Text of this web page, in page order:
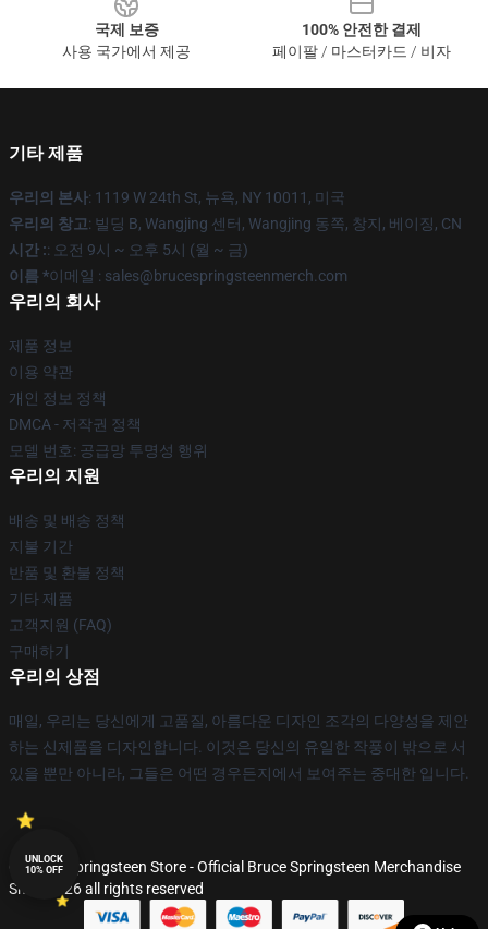
국제 보증
사용 국가에서 제공
100% 안전한 결제
페이팔 / 마스터카드 / 비자
기타 제품
우리의 본사: 1119 W 24th St, 뉴욕, NY 10011, 미국
우리의 창고: 빌딩 B, Wangjing 센터, Wangjing 동쪽, 창지, 베이징, CN
시간 :: 오전 9시 ~ 오후 5시 (월 ~ 금)
이름 *이메일 : sales@brucespringsteenmerch.com
우리의 회사
제품 정보
이용 약관
개인 정보 정책
DMCA - 저작권 정책
모델 번호: 공급망 투명성 행위
우리의 지원
배송 및 배송 정책
지불 기간
반품 및 환불 정책
기타 제품
고객지원 (FAQ)
구매하기
우리의 상점
매일, 우리는 당신에게 고품질, 아름다운 디자인 조각의 다양성을 제안
하는 신제품을 디자인합니다. 이것은 당신의 유일한 작풍이 밖으로 서
있을 뿐만 아니라, 그들은 어떤 경우든지에서 보여주는 중대한 입니다.
© Bruce Springsteen Store - Official Bruce Springsteen Merchandise
Shop 2026 all rights reserved
UNLOCK
10% OFF